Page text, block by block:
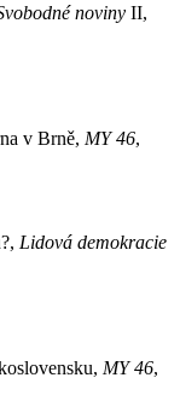
noviny II,
v Brně, MY 46,
Lidová demokracie
MY 46,